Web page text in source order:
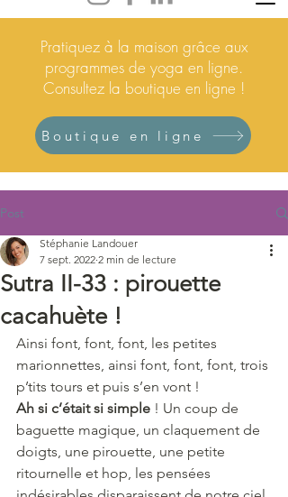
Pratiquez à la maison grâce aux
programmes de yoga en ligne.
Consultez la boutique en ligne !
Boutique en ligne
Post
Sutra II-33 : pirouette
cacahuète !
Stéphanie Landouer
7 sept. 2022 2 min de lecture
Ainsi font, font, font, les petites
marionnettes, ainsi font, font, font, trois
p’tits tours et puis s’en vont !
Ah si c’était si simple ! Un coup de
baguette magique, un claquement de
doigts, une pirouette, une petite
ritournelle et hop, les pensées